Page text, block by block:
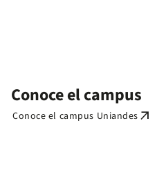
Conoce el campus
Conoce el campus Uniandes arrow_outward